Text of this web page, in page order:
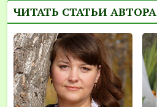
ЧИТАТЬ СТАТЬИ АВТОРА